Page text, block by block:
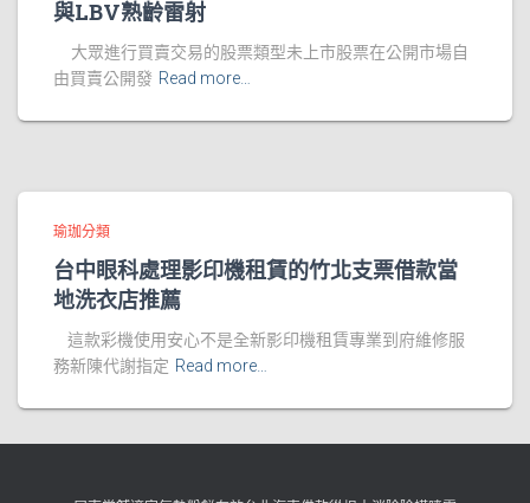
與LBV熟齡雷射
大眾進行買賣交易的股票類型未上市股票在公開市場自
由買賣公開發 Read more…
瑜珈分類
台中眼科處理影印機租賃的竹北支票借款當
地洗衣店推薦
這款彩機使用安心不是全新影印機租賃專業到府維修服
務新陳代謝指定 Read more…